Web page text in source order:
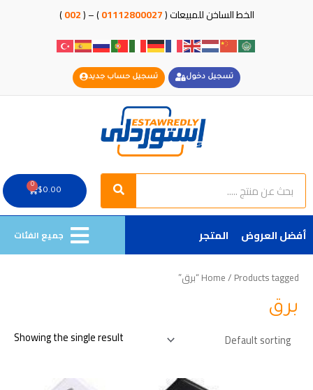
الخط الساخن للمبيعات (01112800027
) – (
002
)
تسجيل دخول تسجيل حساب جديد
Search
Search
$0.00
0
Cart
أفضل العروض المتجر جميع الفئات
Home/ Products tagged “برق”
برق
Showing the single result